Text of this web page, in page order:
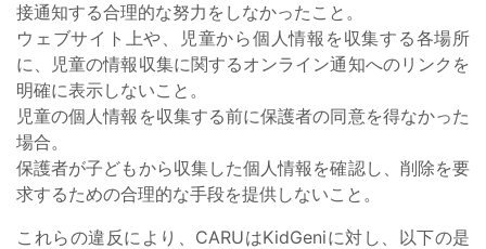
接通知する合理的な努力をしなかったこと。
ウェブサイト上や、児童から個人情報を収集する各場所
に、児童の情報収集に関するオンライン通知へのリンクを
明確に表示しないこと。
児童の個人情報を収集する前に保護者の同意を得なかった
場合。
保護者が子どもから収集した個人情報を確認し、削除を要
求するための合理的な手段を提供しないこと。
これらの違反により、CARUはKidGeniに対し、以下の是